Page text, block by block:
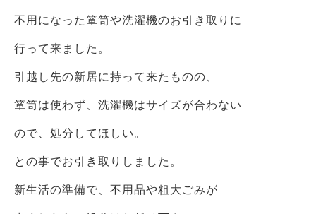
不用になった箪笥や洗濯機のお引き取りに
行って来ました。
引越し先の新居に持って来たものの、
箪笥は使わず、洗濯機はサイズが合わない
ので、処分してほしい。
との事でお引き取りしました。
新生活の準備で、不用品や粗大ごみが